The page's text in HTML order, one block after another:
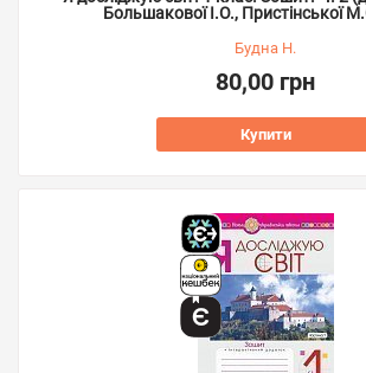
Большакової І.О., Пристінської
Будна Н.
80,00 грн
Купити